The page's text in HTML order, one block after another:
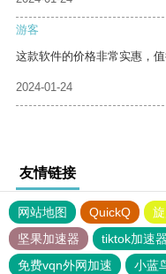
游客
这款软件的价格非常实惠，值
2024-01-24
友情链接
网站地图 QuickQ
坚果加速器
tiktok加速器
免费vqn外网加速
小蓝